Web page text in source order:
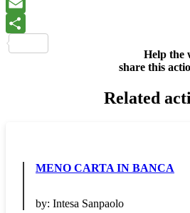
Help the
share this
Related
MENO CARTA IN BANCA
by: Intesa Sanpaolo